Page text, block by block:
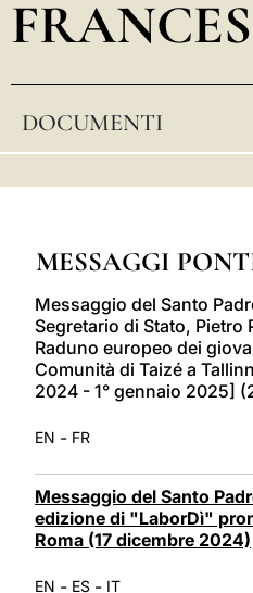
DOCUMENTI
MESSAGGI
Messaggio del Santo
Segretario di Stato, Pietro
Raduno europeo dei
Comunità di Taizé a
2024 - 1° gennaio 2025]
EN - FR
Messaggio del Santo
edizione di "LaborDì"
Roma (17 dicembre 2024)
EN - ES - IT